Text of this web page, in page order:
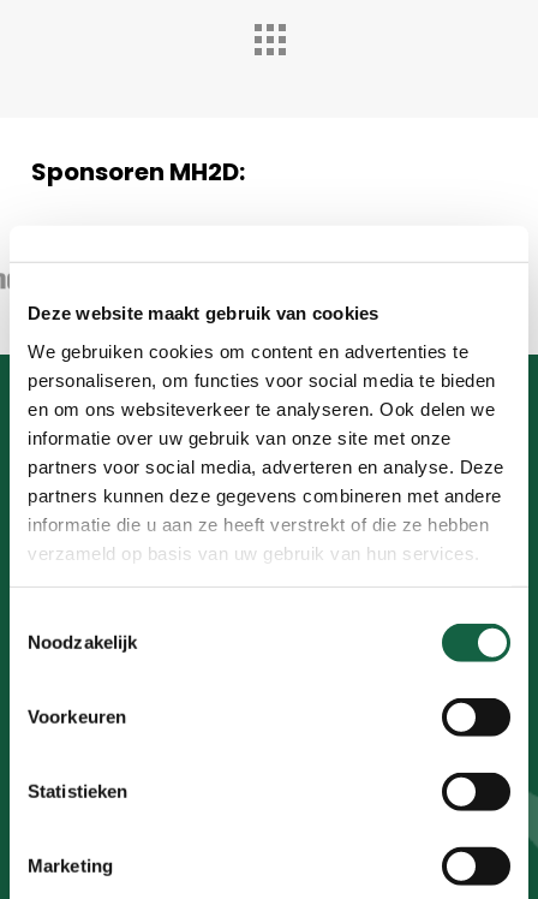
Deze website maakt gebruik van cookies
We gebruiken cookies om content en advertenties te
personaliseren, om functies voor social media te bieden
en om ons websiteverkeer te analyseren. Ook delen we
informatie over uw gebruik van onze site met onze
partners voor social media, adverteren en analyse. Deze
partners kunnen deze gegevens combineren met andere
informatie die u aan ze heeft verstrekt of die ze hebben
verzameld op basis van uw gebruik van hun services.
Noodzakelijk
Voorkeuren
Statistieken
Marketing
Sponsoren MH2D:
Schrijf je in voor de
nieuwsbrief!